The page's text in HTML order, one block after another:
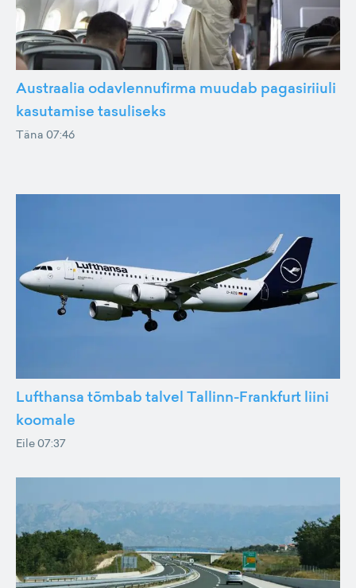
Austraalia odavlennufirma muudab pagasiriiuli
kasutamise tasuliseks
Täna 07:46
Lufthansa tõmbab talvel Tallinn-Frankfurt liini
koomale
Eile 07:37